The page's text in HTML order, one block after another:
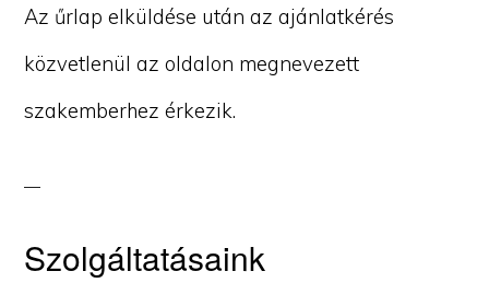
Az űrlap elküldése után az ajánlatkérés
közvetlenül az oldalon megnevezett
szakemberhez érkezik.
Szolgáltatásaink